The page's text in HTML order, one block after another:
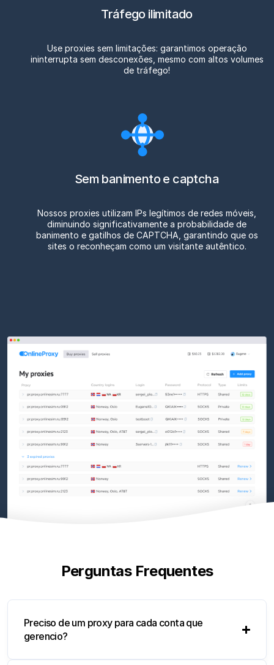
Tráfego ilimitado
Use proxies sem limitações: garantimos operação
ininterrupta sem desconexões, mesmo com altos volumes
de tráfego!
Sem banimento e captcha
Nossos proxies utilizam IPs legítimos de redes móveis,
diminuindo significativamente a probabilidade de
banimento e gatilhos de CAPTCHA, garantindo que os
sites o reconheçam como um visitante autêntico.
Perguntas Frequentes
Preciso de um proxy para cada conta que
gerencio?